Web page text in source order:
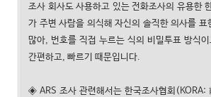
조사 회사도 사용하고 있는 전화조사의 유용한
가 주변 사람을 의식해 자신의 솔직한 의사를 표
많아, 번호를 직접 누르는 식의 비밀투표 방식이
간편하고, 빠르기 때문입니다.
◈ ARS 조사 관련해서는 한국조사협회(KORA: